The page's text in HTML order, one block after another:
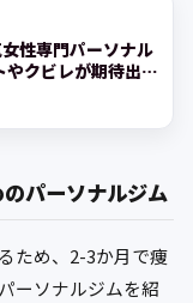
性専門パーソナル
クビレが期待出来
パーソナルジム
ため、2-3か月で痩
ーソナルジムを紹